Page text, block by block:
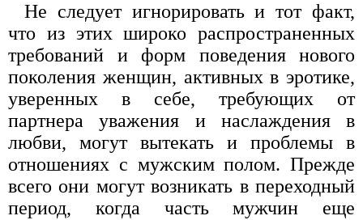
Не следует игнорировать и тот факт,
что из этих широко распространенных
требований и форм поведения нового
поколения женщин, активных в эротике,
уверенных в себе, требующих от
партнера уважения и наслаждения в
любви, могут вытекать и проблемы в
отношениях с мужским полом. Прежде
всего они могут возникать в переходный
период, когда часть мужчин еще